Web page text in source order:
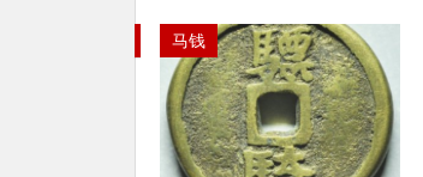
马钱